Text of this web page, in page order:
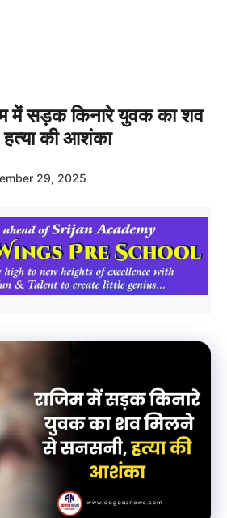
में सड़क किनारे युवक का शव
की आशंका
29, 2025